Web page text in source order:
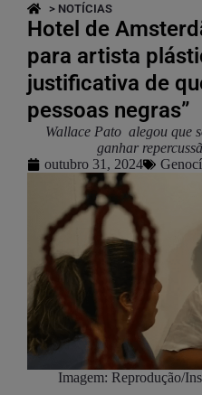
> NOTÍCIAS
Hotel de
para artista
justificativa de
pessoas negras”
Wallace Pato alegou que
ganhar
outubro 31, 2024
Imagem: Reprodução/